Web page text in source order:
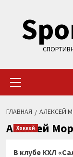
содержимому
меню
ГЛАВНАЯ АЛЕКСЕЙ
Алексей
Хоккей
В клубе КХЛ